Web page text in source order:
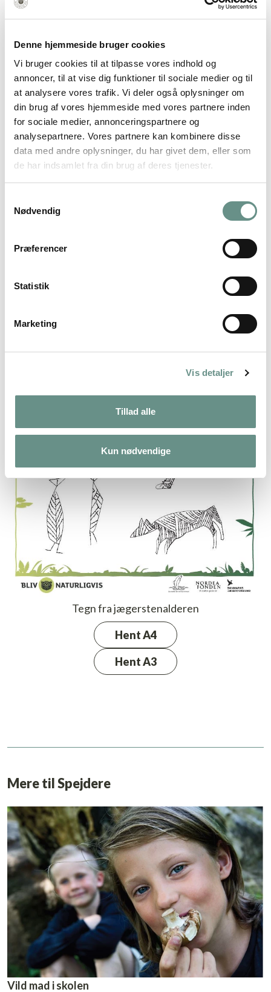
Denne hjemmeside bruger cookies
Vi bruger cookies til at tilpasse vores indhold og
annoncer, til at vise dig funktioner til sociale medier og til
at analysere vores trafik. Vi deler også oplysninger om
din brug af vores hjemmeside med vores partnere inden
for sociale medier, annonceringspartnere og
analysepartnere. Vores partnere kan kombinere disse
data med andre oplysninger, du har givet dem, eller som
de har indsamlet fra din brug af deres tjenester.
Nødvendig
Præferencer
Statistik
Marketing
Vis detaljer
Tillad alle
Kun nødvendige
Dyrefodspor fra jægerstenalderen
Hent A4
Tegn fra jægerstenalderen
Hent A4
Hent A3
Mere til Spejdere
Vild mad i skolen